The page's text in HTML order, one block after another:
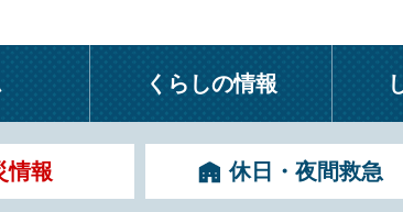
くらしの情報
情報 休日・夜間救急